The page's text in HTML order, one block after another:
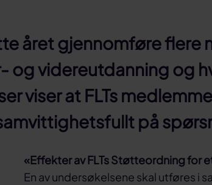
året gjennomføre flere
og videreutdanning og
viser at FLTs
på
«Effekter av FLTs Støtteordning for
En av undersøkelsene skal utføres i